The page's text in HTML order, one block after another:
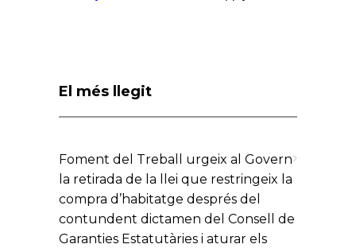
El més llegit
Foment del Treball urgeix al Govern
la retirada de la llei que restringeix la
compra d’habitatge després del
contundent dictamen del Consell de
Garanties Estatutàries i aturar els